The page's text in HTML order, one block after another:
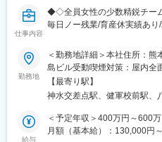
所長（50代）／課長補佐1名
名（30代1名、40代1名、50
合計：7名
■入社後について：
ご入社後まずは先輩社員によ
修を1週間ほど実施致します
がメインとなるOJT研修を実
■当社について：
仕事内容
◆◇全員女性の少数精鋭チー
毎日ノー残業/育産休実績あ
”髪・肌・全身”にまつわる人
し、人にも地球にも優しい商
戦略プロモーションに関する
門家・開発の方々と共に商品
■職務詳細
勤務地
＜勤務地詳細＞本社住所：
島ビル受動喫煙対策：屋内全
【最寄り駅】
神水交差点駅、健軍校前駅、
給与
＜予定年収＞400万円～600
月額（基本給）：130,000円